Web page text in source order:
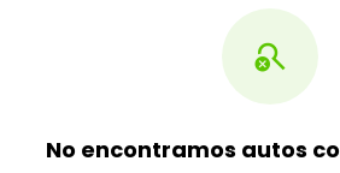
search_off
No encontramos autos